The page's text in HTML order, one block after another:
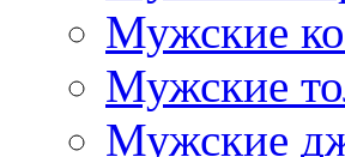
Мужские
Мужские
Мужские